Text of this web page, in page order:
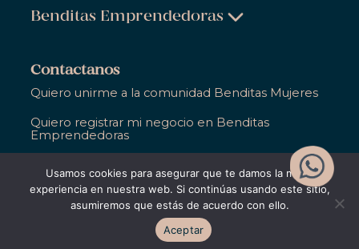
Salud & Bienestar
Hogar
Gastronomía
Entretenimiento
Educación
Apoyo Empresarial
Benditas Emprendedoras
Salud & Bienestar
Hogar
Gastronomía
Entretenimiento
Contactanos
Quiero unirme a la comunidad Benditas Mujeres
Quiero registrar mi negocio en Benditas
Emprendedoras
Bendita Entre Todas. Todos los derechos
reservados
Usamos cookies para asegurar que te damos la mejor
experiencia en nuestra web. Si continúas usando este sitio,
asumiremos que estás de acuerdo con ello.
Aceptar